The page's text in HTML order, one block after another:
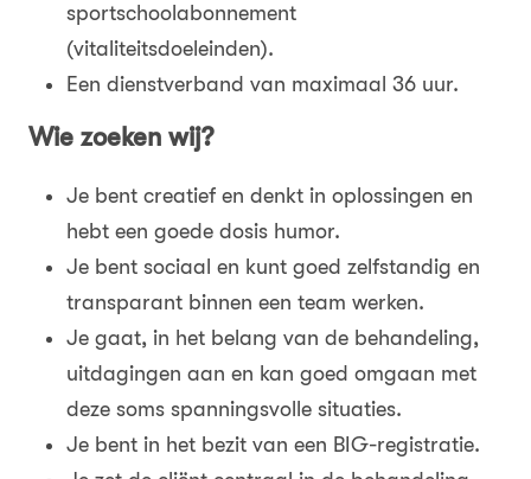
sportschoolabonnement
(vitaliteitsdoeleinden).
Een dienstverband van maximaal 36 uur.
Wie zoeken wij?
Je bent creatief en denkt in oplossingen en
hebt een goede dosis humor.
Je bent sociaal en kunt goed zelfstandig en
transparant binnen een team werken.
Je gaat, in het belang van de behandeling,
uitdagingen aan en kan goed omgaan met
deze soms spanningsvolle situaties.
Je bent in het bezit van een BIG-registratie.